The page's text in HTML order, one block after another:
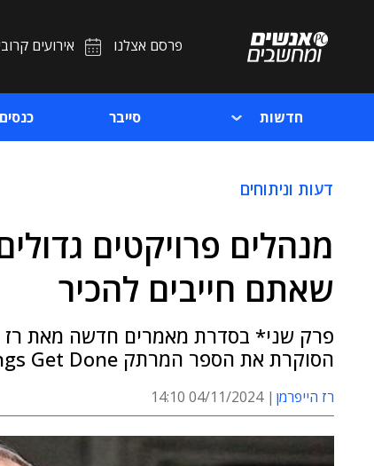
פרסם אצלנו אירועים
חדשות סייבר
דעות וניתוחים
מנהלים פרויקטים
שאתם חייבים להכיר
פרק שני* בסדרת מאמרים חדשה מאת רז
הסוקרת את הספר המרתק How Big Things Get Done
רז הייפרמן 04/11/2024 14:10